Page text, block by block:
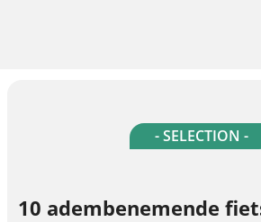
- SELECTION -
10 adembenemende